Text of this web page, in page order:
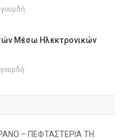
Μέσω Ηλεκτρονικών
– ΠΕΦΤΑΣΤΕΡΙΑ ΤΗ